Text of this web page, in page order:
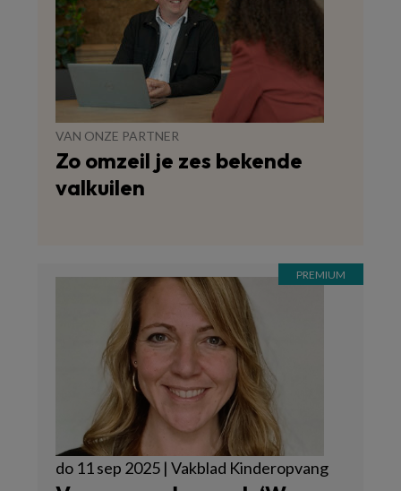
VAN ONZE PARTNER
Zo omzeil je zes bekende
valkuilen
do 11 sep 2025 | Vakblad Kinderopvang